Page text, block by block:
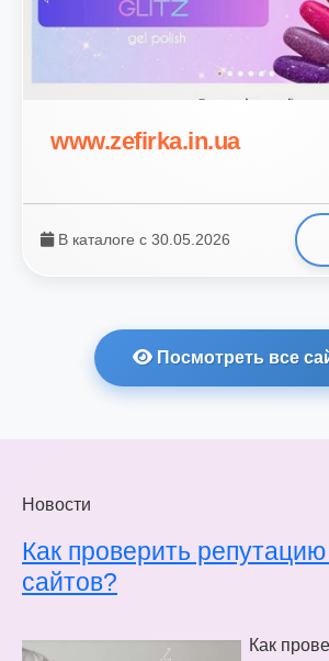
www.zefirka.in.ua
В каталоге с 30.05.2026
Посмотреть все
Новости
Как проверить репутацию
сайтов?
Как